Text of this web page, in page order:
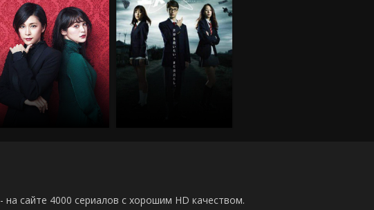
на сайте 4000 сериалов с хорошим HD качеством.